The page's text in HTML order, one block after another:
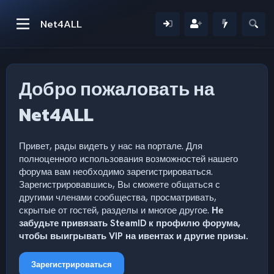
Net4ALL
Добро пожаловать на
Net4ALL
Привет, рады видеть у нас на портале. Для
полноценного использования возможностей нашего
форума вам необходимо зарегистрироваться.
Зарегистрировавшись, Вы сможете общаться с
другими членами сообщества, просматривать,
скрытые от гостей, разделы и многое другое. Не
забудьте привязать SteamID к профилю форума,
чтобы выигрывать VIP на ивентах и другие призы.
Зарегистрироваться